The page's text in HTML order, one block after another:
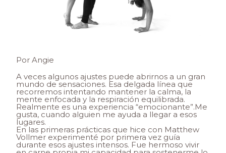
Por Angie
A veces algunos ajustes puede abrirnos a un gran
mundo de sensaciones. Esa delgada línea que
recorremos intentando mantener la calma, la
mente enfocada y la respiración equilibrada.
Realmente es una experiencia “emocionante”.Me
gusta, cuando alguien me ayuda a llegar a esos
lugares.
En las primeras prácticas que hice con Matthew
Vollmer experimenté por primera vez guía
durante esos ajustes intensos. Fue hermoso vivir